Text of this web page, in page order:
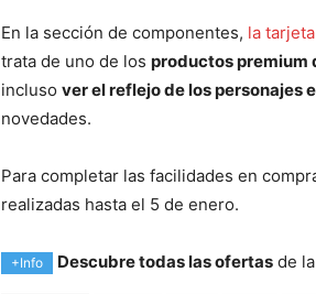
En la sección de componentes, la
trata de uno de los productos premium
incluso ver el reflejo de los personajes
novedades.
Para completar las facilidades en
realizadas hasta el 5 de enero.
+Info Descubre todas las ofertas de